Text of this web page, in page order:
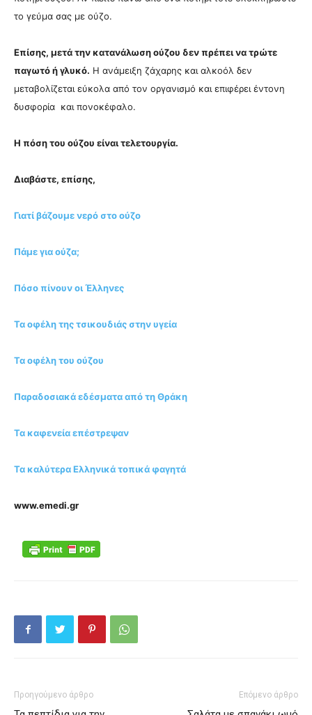
το γεύμα σας με ούζο.
Επίσης, μετά την κατανάλωση ούζου δεν πρέπει να τρώτε
παγωτό ή γλυκό. Η ανάμειξη ζάχαρης και αλκοόλ δεν
μεταβολίζεται εύκολα από τον οργανισμό και επιφέρει έντονη
δυσφορία και πονοκέφαλο.
Η πόση του ούζου είναι τελετουργία.
Διαβάστε, επίσης,
Γιατί βάζουμε νερό στο ούζο
Πάμε για ούζα;
Πόσο πίνουν οι Έλληνες
Τα οφέλη της τσικουδιάς στην υγεία
Τα οφέλη του ούζου
Παραδοσιακά εδέσματα από τη Θράκη
Τα καφενεία επέστρεψαν
Τα καλύτερα Ελληνικά τοπικά φαγητά
www.emedi.gr
Προηγούμενο άρθρο Επόμενο άρθρο